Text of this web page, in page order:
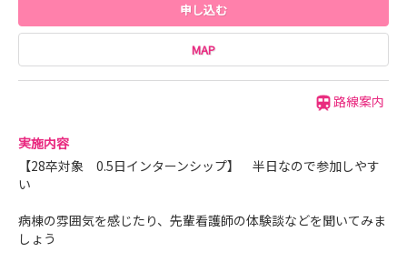
申し込む
MAP
路線案内
実施内容
【28卒対象 0.5日インターンシップ】 半日なので参加しやす
い
病棟の雰囲気を感じたり、先輩看護師の体験談などを聞いてみま
しょう